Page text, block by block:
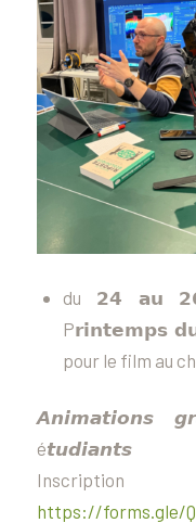
du 𝟮𝟰 𝗮𝘂
P𝗿𝗶𝗻𝘁𝗲𝗺𝗽𝘀
pour le film au
𝘼𝙣𝙞𝙢𝙖𝙩𝙞𝙤𝙣𝙨
é𝙩𝙪𝙙𝙞𝙖𝙣𝙩𝙨
https://forms.gle/